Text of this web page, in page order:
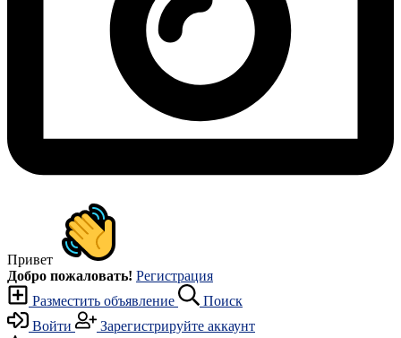
Привет
Добро пожаловать! Регистрация
Разместить объявление
Поиск
Войти
Зарегистрируйте аккаунт